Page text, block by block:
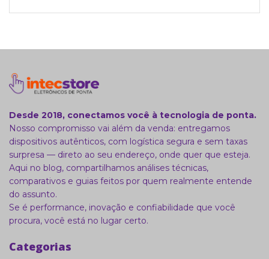
Desde 2018, conectamos você à tecnologia de ponta.
Nosso compromisso vai além da venda: entregamos
dispositivos autênticos, com logística segura e sem taxas
surpresa — direto ao seu endereço, onde quer que esteja.
Aqui no blog, compartilhamos análises técnicas,
comparativos e guias feitos por quem realmente entende
do assunto.
Se é performance, inovação e confiabilidade que você
procura, você está no lugar certo.
Categorias